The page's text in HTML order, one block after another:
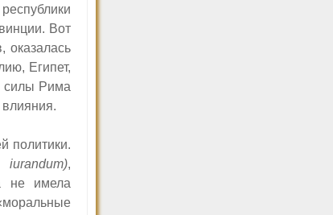
Вот
оказалась
Египет,
силы Рима
влияния.
политики.
iurandum),
не имела